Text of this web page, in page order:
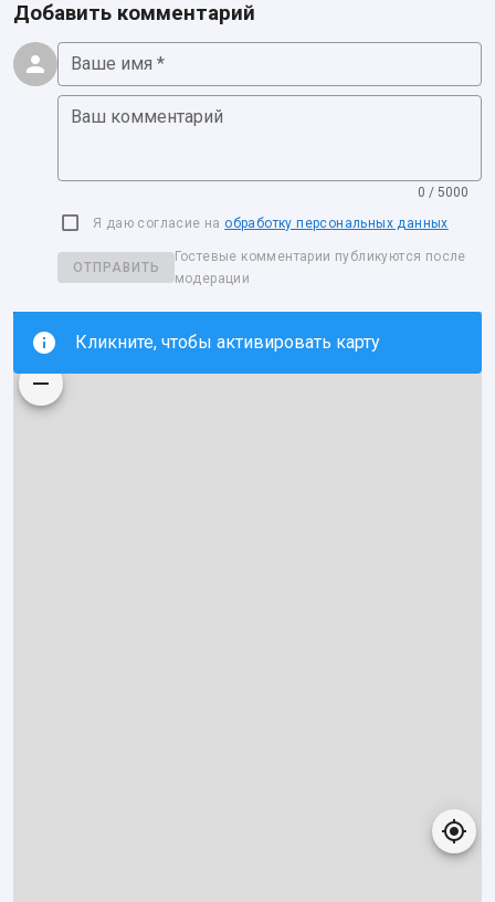
Добавить комментарий
Ваше имя *
Ваш комментарий
0 / 5000
Я даю согласие на обработку персональных данных
ОТПРАВИТЬ
Гостевые комментарии публикуются после
модерации
Кликните, чтобы активировать карту